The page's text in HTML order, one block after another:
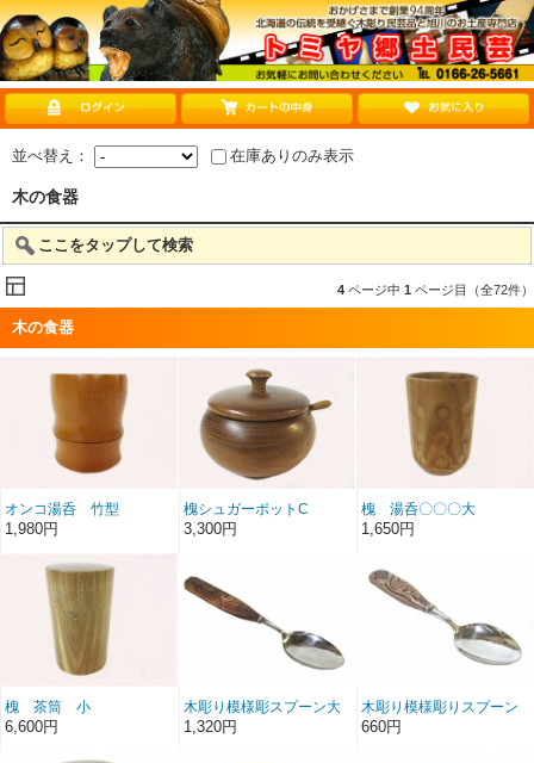
並べ替え： 在庫ありのみ表示
木の食器
ここをタップして検索
4 ページ中 1 ページ目（全72件）
木の食器
オンコ湯呑 竹型
1,980円
槐シュガーポットC
3,300円
槐 湯呑〇〇〇大
1,650円
槐 茶筒 小
6,600円
木彫り模様彫スプーン大
1,320円
木彫り模様彫りスプーン
小
660円